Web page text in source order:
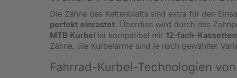
Die Zähne des Kettenblatts sind extra für den
perfekt einrastet. Überdies wird durch das
MTB Kurbel ist kompatibel mit 12-fach-Kassetten
Zähne, die Kurbelarme sind je nach gewählter
Fahrrad-Kurbel-Technologien